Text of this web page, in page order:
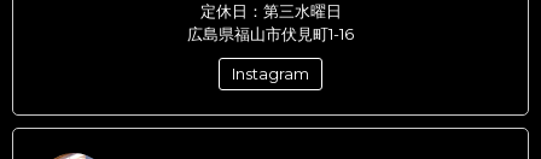
定休日：第三水曜日
広島県福山市伏見町1-16
Instagram